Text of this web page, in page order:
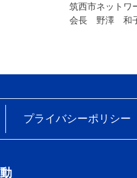
筑西市ネットワ
会長 野澤 和
プライバシーポリシー